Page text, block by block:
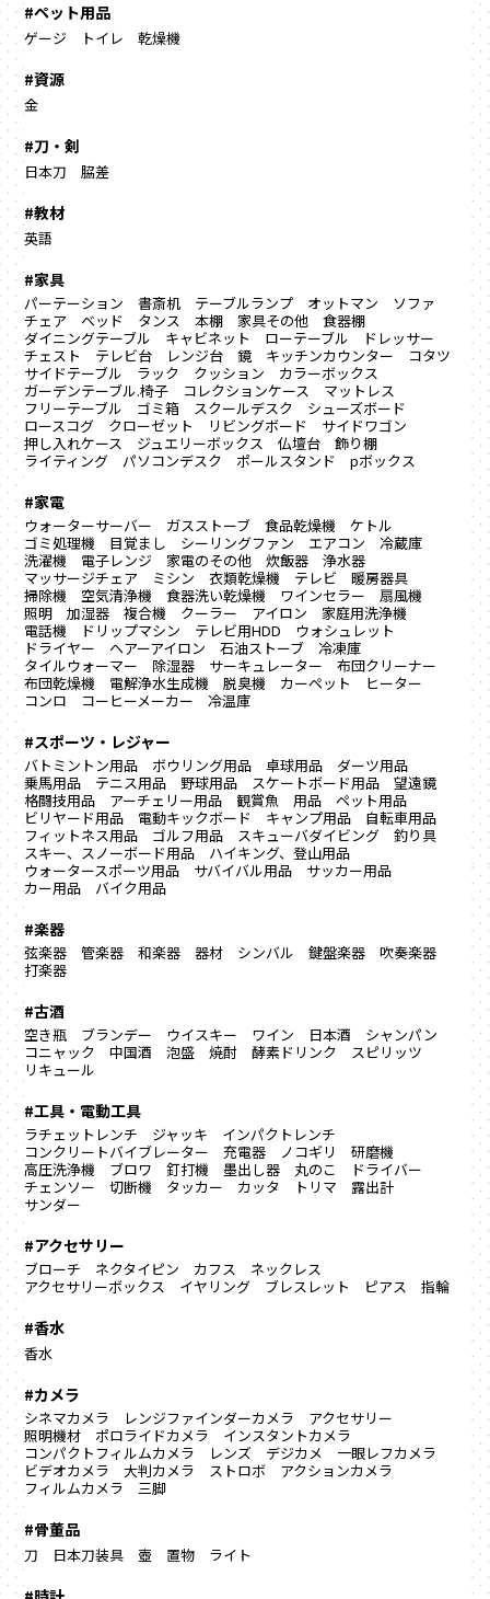
#ペット用品
ゲージ トイレ 乾燥機
#資源
金
#刀・剣
日本刀 脇差
#教材
英語
#家具
パーテーション 書斎机 テーブルランプ オットマン
ソファ
チェア
ベッド タンス 本棚 家具その他
食器棚
ダイニングテーブル
キャビネット ローテーブル
ドレッサー
チェスト
テレビ台 レンジ台 鏡 キッチンカウンター
コタツ
サイドテーブル
ラック クッション
カラーボックス
ガーデンテーブル.椅子
コレクションケース
マットレス
フリーテーブル
ゴミ箱 スクールデスク
シューズボード
ロースコグ
クローゼット リビングボード
サイドワゴン
押し入れケース
ジュエリーボックス 仏壇台
飾り棚
ライティング
パソコンデスク ポールスタンド pボックス
#家電
ウォーターサーバー ガスストーブ 食品乾燥機
ケトル
ゴミ処理機
目覚まし シーリングファン エアコン
冷蔵庫
洗濯機
電子レンジ 家電のその他 炊飯器
浄水器
マッサージチェア
ミシン 衣類乾燥機 テレビ
暖房器具
掃除機
空気清浄機 食器洗い乾燥機 ワインセラー
扇風機
照明
加湿器 複合機 クーラー アイロン
家庭用洗浄機
電話機
ドリップマシン テレビ用HDD
ウォシュレット
ドライヤー
ヘアーアイロン 石油ストーブ
冷凍庫
タイルウォーマー
除湿器 サーキュレーター
布団クリーナー
布団乾燥機
電解浄水生成機 脱臭機 カーペット
ヒーター
コンロ
コーヒーメーカー 冷温庫
#スポーツ・レジャー
バトミントン用品 ボウリング用品 卓球用品
ダーツ用品
乗馬用品
テニス用品 野球用品 スケートボード用品
望遠鏡
格闘技用品
アーチェリー用品 観賞魚 用品
ペット用品
ビリヤード用品
電動キックボード キャンプ用品
自転車用品
フィットネス用品
ゴルフ用品 スキューバダイビング
釣り具
スキー、スノーボード用品
ハイキング、登山用品
ウォータースポーツ用品
サバイバル用品
サッカー用品
カー用品
バイク用品
#楽器
弦楽器 管楽器 和楽器 器材 シンバル 鍵盤楽器
吹奏楽器
打楽器
#古酒
空き瓶 ブランデー ウイスキー ワイン 日本酒
シャンパン
コニャック
中国酒 泡盛 焼酎 酵素ドリンク
スピリッツ
リキュール
#工具・電動工具
ラチェットレンチ ジャッキ
インパクトレンチ
コンクリートバイブレーター
充電器 ノコギリ
研磨機
高圧洗浄機
ブロワ 釘打機 墨出し器 丸のこ
ドライバー
チェンソー
切断機 タッカー カッタ トリマ
露出計
サンダー
#アクセサリー
ブローチ ネクタイピン カフス
ネックレス
アクセサリーボックス
イヤリング ブレスレット ピアス 指輪
#香水
香水
#カメラ
シネマカメラ レンジファインダーカメラ
アクセサリー
照明機材
ポロライドカメラ
インスタントカメラ
コンパクトフィルムカメラ
レンズ デジカメ
一眼レフカメラ
ビデオカメラ
大判カメラ ストロボ
アクションカメラ
フィルムカメラ
三脚
#骨董品
刀 日本刀装具 壺 置物 ライト